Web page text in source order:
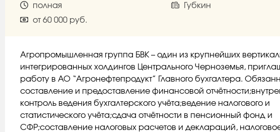
полная
Губкин
от 60 000 руб.
Агропромышленная группа БВК – один из крупнейших
интегрированных холдингов Центрального Черноземья,
работу в АО “Агронефтепродукт” Главного бухгалтера.
составление и предоставление финансовой
контроль ведения бухгалтерского учёта;ведение налогового и
статистического учёта;сдача отчётности в пенсионный фонд и
СФР;составление налоговых расчетов и деклараций,